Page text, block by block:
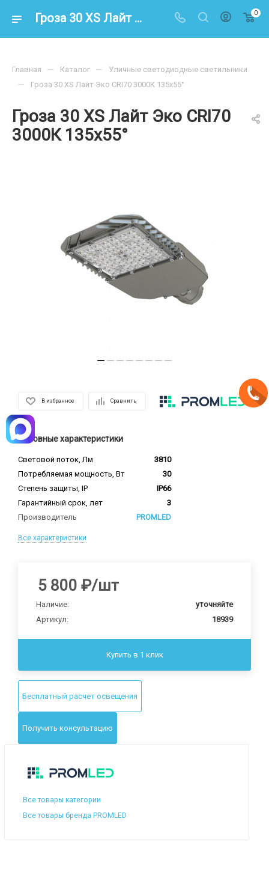
Гроза 30 XS Лайт Эко CRI70 3000К 135х55° – купить по цене 5800.00 в интернет-магазине energoresurs-spb.ru 0
Гроза 30 XS Лайт Эко CRI70
3000К 135х55°
Главная — Каталог — Уличные светодиодные светильники
— Гроза 30 XS Лайт Эко CRI70 3000К 135х55°
В избранное Сравнить
Основные характеристики
Световой поток, Лм
3810
Потребляемая мощность, Вт
30
Степень защиты, IP
IP66
Гарантийный срок, лет
3
Производитель
PROMLED
Все характеристики
5 800 ₽/шт
Наличие:
уточняйте
Артикул:
18939
Купить в 1 клик
Бесплатный расчет освещения
Получить консультацию
Все товары категории
Все товары бренда PROMLED